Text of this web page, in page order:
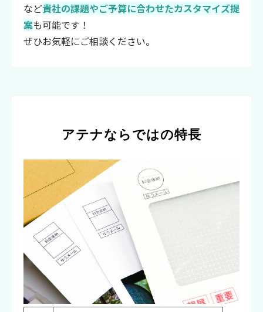
など貴社の課題やご予算に合わせたカスタマイズ提
案も可能です！
ぜひお気軽にご相談ください。
アテナならではの特長